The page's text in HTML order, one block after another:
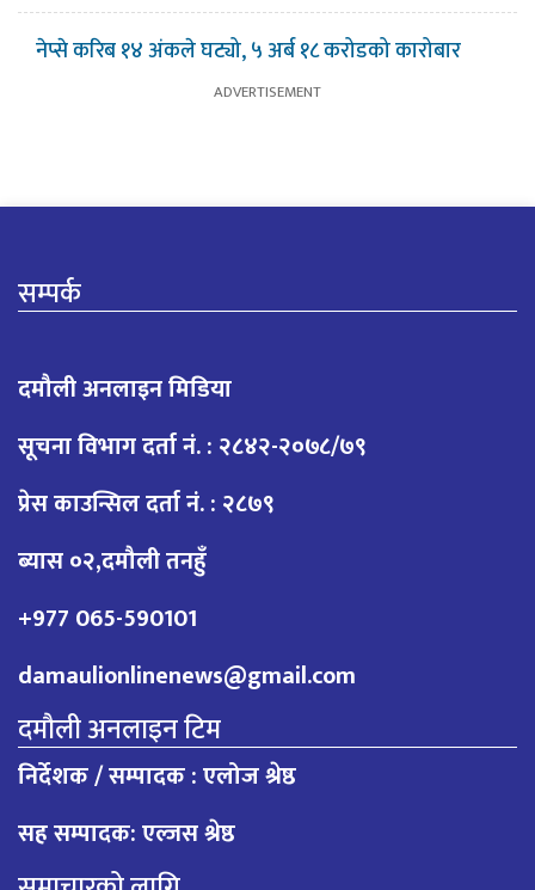
नेप्से करिब १४ अंकले घट्यो, ५ अर्ब १८ करोडको कारोबार
सम्पर्क
दमौली अनलाइन मिडिया
सूचना विभाग दर्ता नं. : २८४२-२०७८/७९
प्रेस काउन्सिल दर्ता नं. : २८७९
ब्यास ०२,दमौली तनहुँ
+977 065-590101
damaulionlinenews@gmail.com
दमौली अनलाइन टिम
निर्देशक / सम्पादक : एलोज श्रेष्ठ
सह सम्पादक: एल्जस श्रेष्ठ